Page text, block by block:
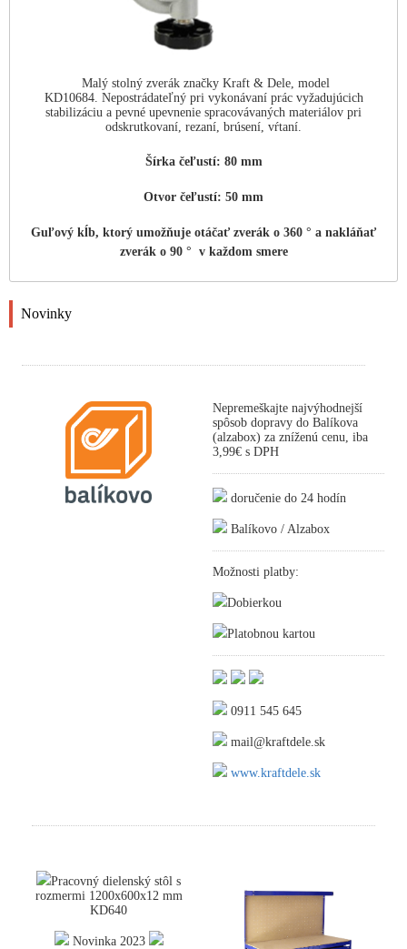
Malý stolný zverák značky Kraft & Dele, model
KD10684. Nepostrádateľný pri vykonávaní prác vyžadujúcich
stabilizáciu a pevné upevnenie spracovávaných materiálov pri
odskrutkovaní, rezaní, brúsení, vŕtaní.
Šírka čeľustí: 80 mm
Otvor čeľustí: 50 mm
Guľový kĺb, ktorý umožňuje otáčať zverák o 360 ° a nakláňať
zverák o 90 ° v každom smere
Novinky
Nepremeškajte najvýhodnejší
spôsob dopravy do Balíkova
(alzabox) za zníženú cenu, iba
3,99€ s DPH
doručenie do 24 hodín
Balíkovo / Alzabox
Možnosti platby:
Dobierkou
Platobnou kartou
0911 545 645
mail@kraftdele.sk
www.kraftdele.sk
Pracovný dielenský stôl s
rozmermi 1200x600x12 mm
KD640
Novinka 2023